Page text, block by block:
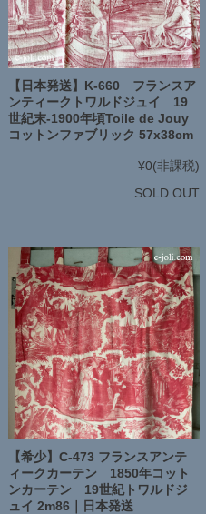
【日本発送】K-660 フランスア
ンティークトワルドジュイ 19
世紀末-1900年頃Toile de Jouy
コットンファブリック 57x38cm
¥0(非課税)
SOLD OUT
【希少】C-473 フランスアンテ
ィークカーテン 1850年コット
ンカーテン 19世紀トワルドジ
ュイ 2m86｜日本発送